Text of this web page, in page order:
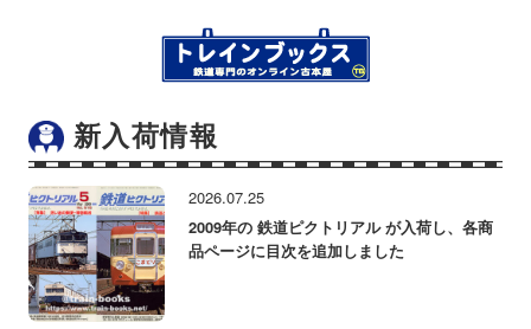
新入荷情報
2026.07.25
2009年の 鉄道ピクトリアル が入荷し、各商
品ページに目次を追加しました